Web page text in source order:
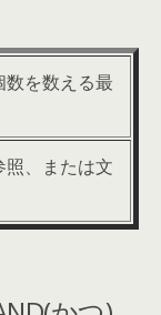
を数える最
、または文